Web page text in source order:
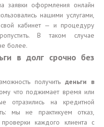
заявки оформления онлайн
нашими услугами,
кабинет — и процедуру
В таком случае
более.
в долг срочно без
получить деньги в
что поджимает время или
отразились на кредитной
мы не практикуем отказ,
каждого клиента с